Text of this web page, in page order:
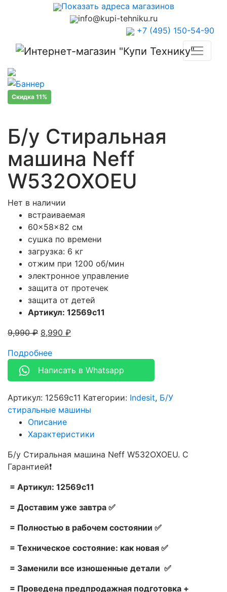
Показать адреса магазинов
info@kupi-tehniku.ru
+7 (495) 150-54-90
Скидка 11%
Б/у Стиральная
машина Neff
W532OXOEU
Нет в наличии
встраиваемая
60x58x82 см
сушка по времени
загрузка: 6 кг
отжим при 1200 об/мин
электронное управление
защита от протечек
защита от детей
Артикул: 12569c11
9,990₽ 8,990 ₽
Подробнее
Написать в Whatsapp
Артикул: 12569c11 Категории: Indesit, Б/У
стиральные машины
Описание
Характеристики
Б/у Стиральная машина Neff W532OXOEU. С
Гарантией❗
= Артикул: 12569c11
= Доставим уже завтра ✅
= Полностью в рабочем состоянии ✅
= Техническое состояние: как новая ✅
= Заменили все изношенные детали ✅
= Проведена предпродажная подготовка +